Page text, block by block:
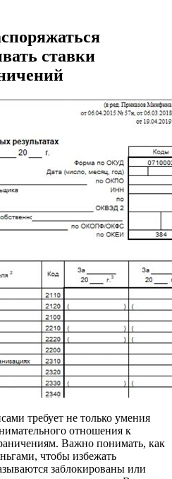
ставки
требует не только умения
отношения к
Важно понимать, как
чтобы избежать
заблокированы или